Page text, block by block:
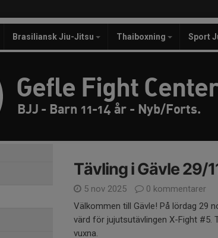
Brasiliansk Jiu-Jitsu Thaiboxning Sport
Gefle Fight
BJJ - Barn 11-14 år - Nyb/Forts.
Tävling i Gävle 29/
5 nov 2025
0 kommentarer
Välkommen till Gävle! På lördag 29
värd för jujutsutävlingen X-Fight #5.
vuxna.